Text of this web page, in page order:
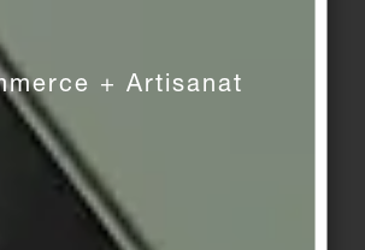
+ Artisanat
d'études historiques sur les
dans la production
ces carreaux offrent une
extraordinaire et des
vivants.
LECTURE